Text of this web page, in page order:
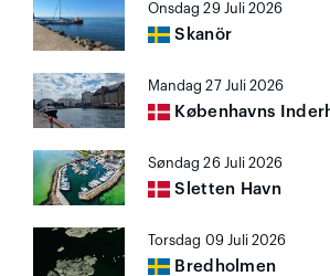
Onsdag 29 Juli 2026
Skanör
Mandag 27 Juli 2026
Københavns
Søndag 26 Juli 2026
Sletten Havn
Torsdag 09 Juli 2026
Bredholmen